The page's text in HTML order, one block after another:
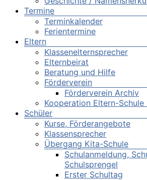
Termine
Terminkalender
Ferientermine
Eltern
Klassenelternsprecher
Elternbeirat
Beratung und Hilfe
Förderverein
Förderverein Archiv
Kooperation Eltern-Schule
Schüler
Kurse, Förderangebote
Klassensprecher
Übergang Kita-Schule
Schulanmeldung,
Schulsprengel
Erster Schultag